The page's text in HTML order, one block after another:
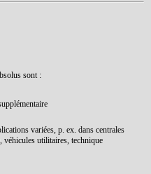
sont :
variées, p. ex. dans centrales
véhicules utilitaires, technique